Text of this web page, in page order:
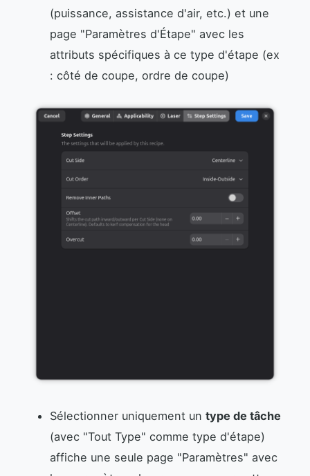
(puissance, assistance d'air, etc.) et une
page "Paramètres d'Étape" avec les
attributs spécifiques à ce type d'étape (ex
: côté de coupe, ordre de coupe)
Sélectionner uniquement un type de tâche
(avec "Tout Type" comme type d'étape)
affiche une seule page "Paramètres" avec